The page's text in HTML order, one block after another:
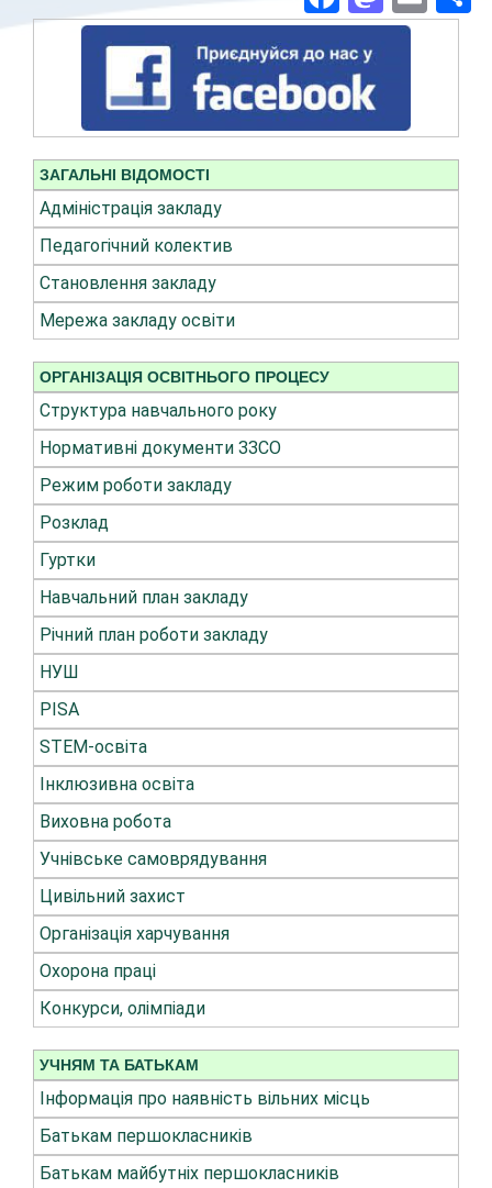
ЗАГАЛЬНІ ВІДОМОСТІ
Адміністрація закладу
Педагогічний колектив
Становлення закладу
Мережа закладу освіти
ОРГАНІЗАЦІЯ ОСВІТНЬОГО ПРОЦЕСУ
Структура навчального року
Нормативні документи ЗЗСО
Режим роботи закладу
Розклад
Гуртки
Навчальний план закладу
Річний план роботи закладу
НУШ
PISA
STEM-освіта
Інклюзивна освіта
Виховна робота
Учнівське самоврядування
Цивільний захист
Організація харчування
Охорона праці
Конкурси, олімпіади
УЧНЯМ ТА БАТЬКАМ
Інформація про наявність вільних місць
Батькам першокласників
Батькам майбутніх першокласників